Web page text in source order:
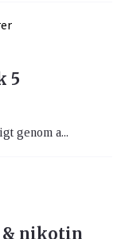
5
genom a...
& nikotin